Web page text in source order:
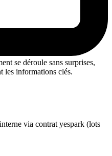
se déroule sans surprises,
les informations clés.
via contrat yespark (lots